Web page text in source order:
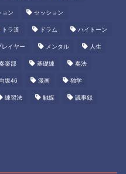
ョン セッション
トラ道 ドラム ハイトーン
レイヤー メンタル 人生
楽部 基礎練 奏法
坂46 漫画 独学
練習法 触媒 議事録